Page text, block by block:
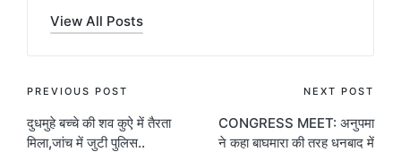
View All Posts
Post
navigation
PREVIOUS POST
दुधमुहे बच्चे की शव कुऐ में तैरता
मिला,जांच में जुटी पुलिस..
NEXT POST
CONGRESS MEET: अनुपमा
ने कहा बाघमारा की तरह धनबाद में